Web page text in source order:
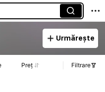
Urmărește
Preț Filtrare